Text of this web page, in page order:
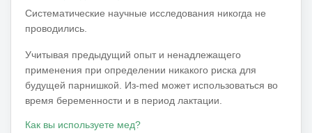
Систематические научные исследования никогда не
проводились.
Учитывая предыдущий опыт и ненадлежащего
применения при определении никакого риска для
будущей парнишкой. Из-med может использоваться во
время беременности и в период лактации.
Как вы используете мед?